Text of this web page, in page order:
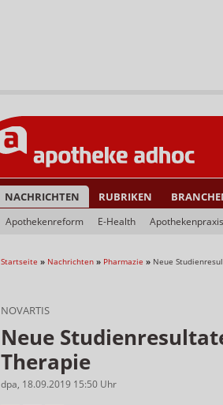
NACHRICHTEN RUBRIKEN
Apothekenreform E-Health Apothekenpraxis
Startseite » Nachrichten » Pharmazie » Neue
NOVARTIS
Neue
Therapie
dpa, 18.09.2019 15:50 Uhr